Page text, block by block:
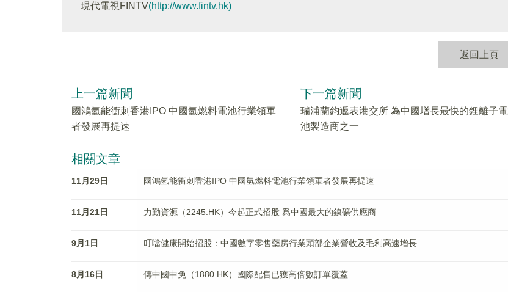
現代電視FINTV(http://www.fintv.hk)
返回上頁
上一篇新聞
國鴻氫能衝刺香港IPO 中國氫燃料電池行業領軍
者發展再提速
下一篇新聞
瑞浦蘭鈞遞表港交所 為中國增長最快的鋰離子電
池製造商之一
相關文章
11月29日 國鴻氫能衝刺香港IPO 中國氫燃料電池行業領軍者發展再提速
11月21日 力勤資源（2245.HK）今起正式招股 爲中國最大的鎳礦供應商
9月1日 叮噹健康開始招股：中國數字零售藥房行業頭部企業營收及毛利高速增長
8月16日 傳中國中免（1880.HK）國際配售已獲高倍數訂單覆蓋